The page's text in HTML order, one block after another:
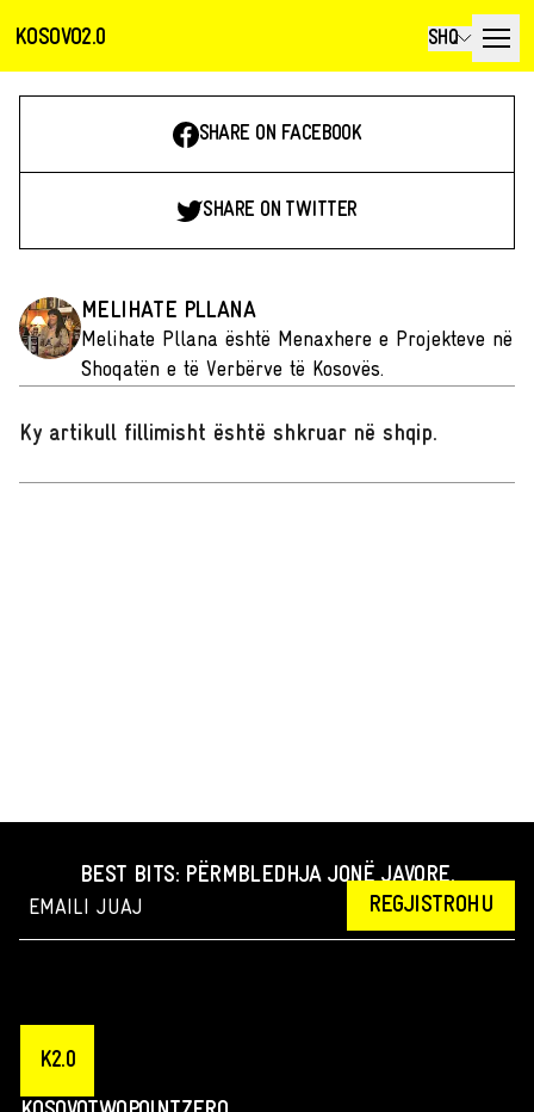
KOSOVO2.0 SHQ
SHARE ON FACEBOOK
SHARE ON TWITTER
MELIHATE PLLANA
Melihate Pllana është Menaxhere e Projekteve në
Shoqatën e të Verbërve të Kosovës.
Ky artikull fillimisht është shkruar në shqip.
BEST BITS: PËRMBLEDHJA JONË JAVORE.
REGJISTROHU
K2.0